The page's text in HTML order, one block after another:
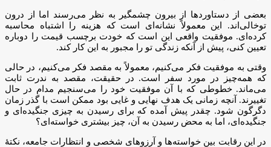
بعضی از دستاوردها از بیرون چشمگیر به نظر می‌رسند اما از درون
توخالی‌اند. این معمولاً نشانه‌ای است که هزینه را اشتباه محاسبه
کرده‌ای. موفقیت واقعی این است که خودت برچسب قیمت را دوباره
تعیین کنی، پیش از آنکه زندگی تو را مجبور به این کار کند.
وقتی به موفقیت فکر می‌کنیم، معمولاً به مقصد فکر می‌کنیم، در حالی
که همه‌چیز در مورد سفر است. در حقیقت، مقصد به ندرت ثابت
می‌ماند. خطوطی که با آن موفقیت خود را می‌سنجیم مدام در حال
تغییرند. آنچه زمانی یک هدف نهایی و غایی بود ممکن است با گذر زمان
دگرگون شود. چقدر پیش آمده که برای رسیدن به چیزی جنگیده‌ای و
جنگیده‌ای، اما به محض رسیدن به آن، چیز بیشتری خواسته‌ای؟
در این رقابت بین خواسته‌ها و آرزوهای شخصی و انتظارات جامعه، نکتهٔ